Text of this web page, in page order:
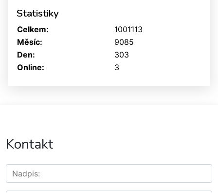
Statistiky
Online: 3
Celkem:
1001113
Měsíc:
9085
Den:
303
Kontakt